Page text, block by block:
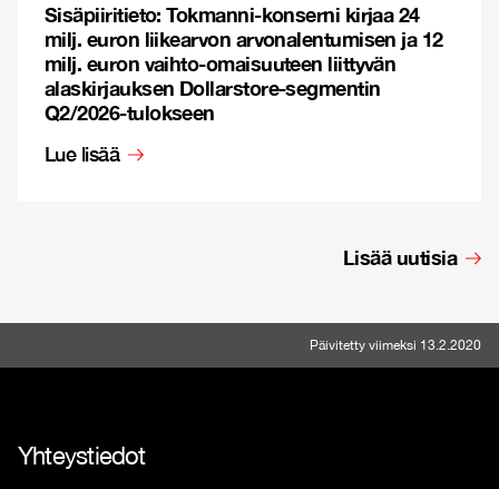
Sisäpiiritieto: Tokmanni-konserni kirjaa 24
milj. euron liikearvon arvonalentumisen ja 12
milj. euron vaihto-omaisuuteen liittyvän
alaskirjauksen Dollarstore-segmentin
Q2/2026-tulokseen
Lue lisää
Lisää uutisia
Päivitetty viimeksi 13.2.2020
Yhteystiedot